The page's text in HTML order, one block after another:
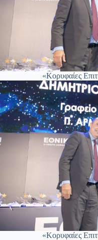
«Κορυφαίες
«Κορυφαίες